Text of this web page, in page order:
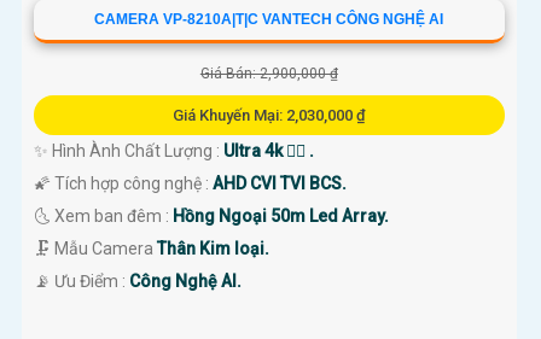
CAMERA VP-8210A|T|C VANTECH CÔNG NGHỆ AI
Giá Bán: 2,900,000 ₫
Giá Khuyến Mại: 2,030,000 ₫
✨ Hình Ành Chất Lượng : Ultra 4k 👍🏾 .
🌠 Tích hợp công nghệ : AHD CVI TVI BCS.
🌜 Xem ban đêm : Hồng Ngoại 50m Led Array.
🗜️ Mẫu CameraThân Kim loại.
️📡 Ưu Điểm : Công Nghệ AI.